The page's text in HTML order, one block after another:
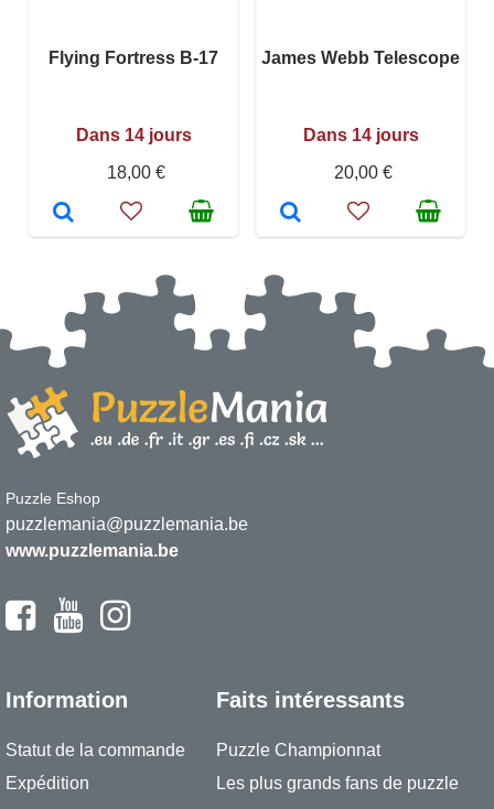
Flying Fortress B-17
Dans 14 jours
18,00 €
James Webb Telescope
Dans 14 jours
20,00 €
Puzzle Eshop
puzzlemania@puzzlemania.be
www.puzzlemania.be
Information
Statut de la commande
Expédition
Faits intéressants
Puzzle Championnat
Les plus grands fans de puzzle